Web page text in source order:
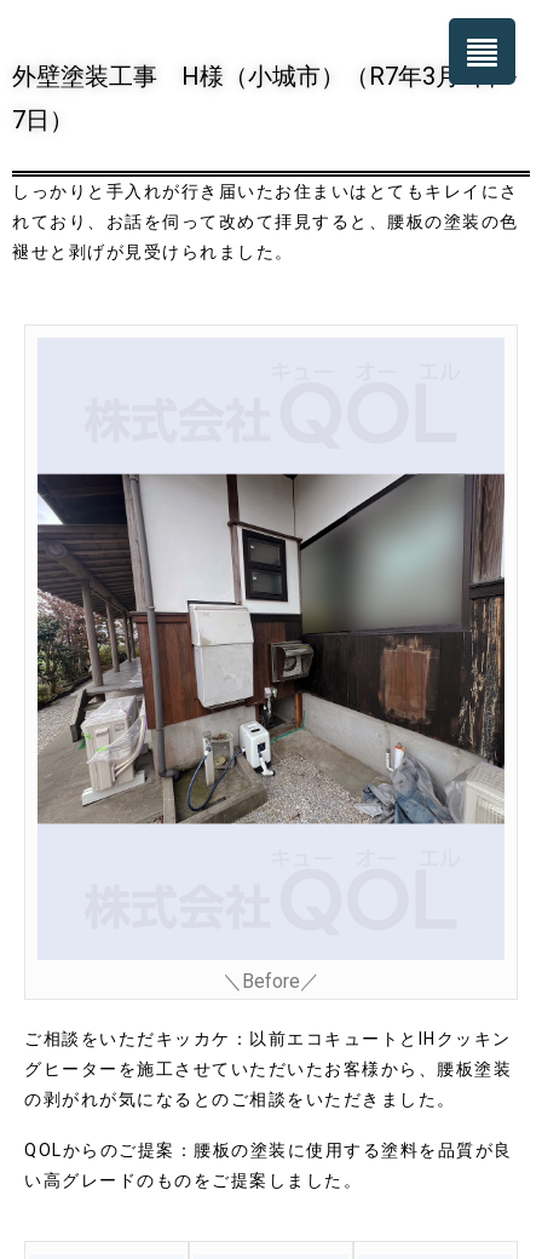
外壁塗装工事 H様（小城市）（R7年3月5日～
7日）
しっかりと手入れが行き届いたお住まいはとてもキレイにさ
れており、お話を伺って改めて拝見すると、腰板の塗装の色
褪せと剥げが見受けられました。
＼Before／
ご相談をいただキッカケ：以前エコキュートとIHクッキン
グヒーターを施工させていただいたお客様から、腰板塗装
の剥がれが気になるとのご相談をいただきました。
QOLからのご提案： 腰板の塗装に使用する塗料を品質が良
い高グレードのものをご提案しました。